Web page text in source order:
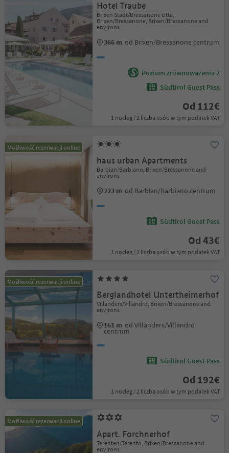
Hotel Traube
Brixen Stadt/Bressanone città,
Brixen/Bressanone, Brixen/Bressanone and
environs
366 m od Brixen/Bressanone centrum
Poziom zrównoważenia 2
Südtirol Guest Pass
Od 112€
1 nocleg / 2 liczba osób w tym podatek VAT
Możliwość rezerwacji online
haus urban Apartments
Barbian/Barbiano, Brixen/Bressanone and
environs
223 m od Barbian/Barbiano centrum
Südtirol Guest Pass
Od 43€
1 nocleg / 2 liczba osób w tym podatek VAT
Możliwość rezerwacji online
Berglandhotel Untertheimerhof
Villanders/Villandro, Brixen/Bressanone and
environs
161 m od Villanders/Villandro
centrum
Südtirol Guest Pass
Od 192€
1 nocleg / 2 liczba osób w tym podatek VAT
Możliwość rezerwacji online
Apart. Forchnerhof
Terenten/Terento, Brixen/Bressanone and
environs